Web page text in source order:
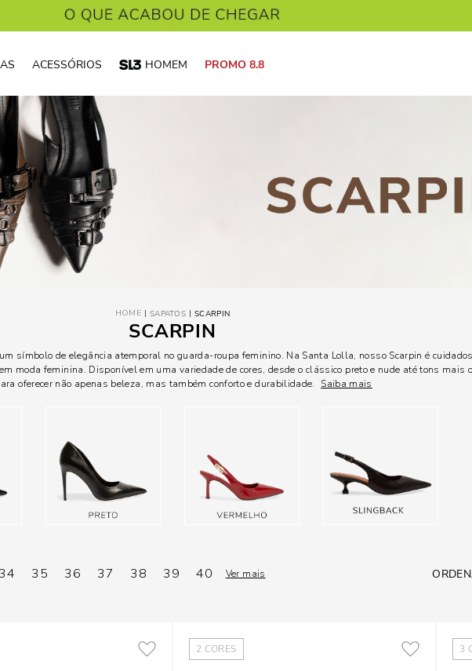
ACESSÓRIOS HOMEM PROMO 8.8 O que você está
SAPATOS SCARPIN
SCARPIN
símbolo de elegância atemporal no guarda-roupa feminino. Na Santa Lolla, nosso Scarpin é
moda feminina. Disponível em uma variedade de cores, desde o clássico preto e nude até tons mais
oferecer não apenas beleza, mas também conforto e durabilidade.
Saiba mais
34 35 36 37 38 39 40 Ver mais
2 CORES 3